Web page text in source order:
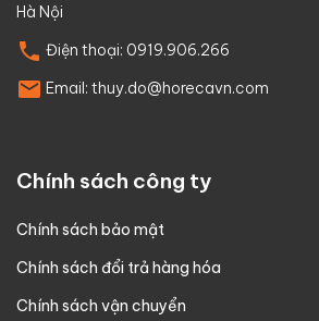
Hà Nội
Điện thoại: 0919.906.266
Email: thuy.do@horecavn.com
Chính sách công ty
Chính sách bảo mật
Chính sách đổi trả hàng hóa
Chính sách vận chuyển